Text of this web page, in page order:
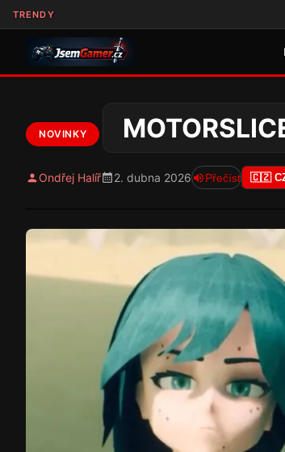
TRENDY
NOVINKY
Ondřej Halíř 2. dubna 2026 Přečíst 🇨🇿